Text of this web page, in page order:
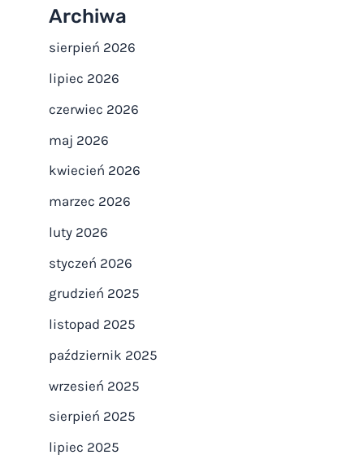
Archiwa
sierpień 2026
lipiec 2026
czerwiec 2026
maj 2026
kwiecień 2026
marzec 2026
luty 2026
styczeń 2026
grudzień 2025
listopad 2025
październik 2025
wrzesień 2025
sierpień 2025
lipiec 2025